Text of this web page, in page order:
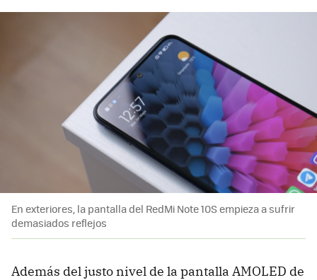
En exteriores, la pantalla del RedMi Note 10S empieza a sufrir
demasiados reflejos
Además del justo nivel de la pantalla AMOLED de